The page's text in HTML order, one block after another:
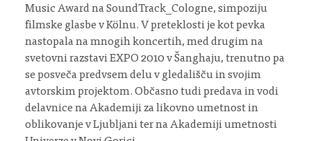
Music Award na SoundTrack_Cologne, simpoziju
filmske glasbe v Kölnu. V preteklosti je kot pevka
nastopala na mnogih koncertih, med drugim na
svetovni razstavi EXPO 2010 v Šanghaju, trenutno pa
se posveča predvsem delu v gledališču in svojim
avtorskim projektom. Občasno tudi predava in vodi
delavnice na Akademiji za likovno umetnost in
oblikovanje v Ljubljani ter na Akademiji umetnosti